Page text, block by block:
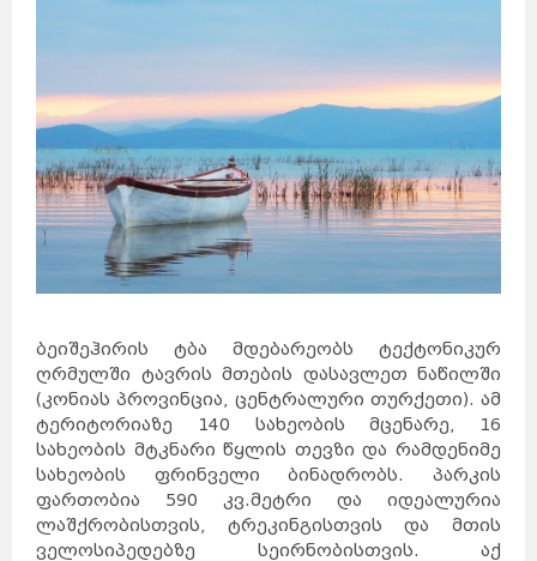
ბეიშეჰირის ტბა მდებარეობს ტექტონიკურ
ღრმულში ტავრის მთების დასავლეთ ნაწილში
(კონიას პროვინცია, ცენტრალური თურქეთი). ამ
ტერიტორიაზე 140 სახეობის მცენარე, 16
სახეობის მტკნარი წყლის თევზი და რამდენიმე
სახეობის ფრინველი ბინადრობს. პარკის
ფართობია 590 კვ.მეტრი და იდეალურია
ლაშქრობისთვის, ტრეკინგისთვის და მთის
ველოსიპედებზე სეირნობისთვის. აქ